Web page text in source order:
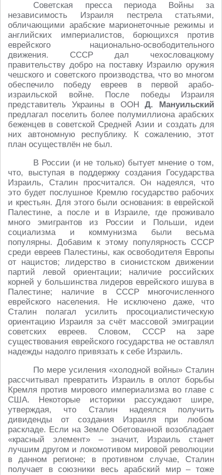
Советская пресса периода Войны за
независимость Израиля пестрела статьями,
обличающими арабские марионеточные режимы и
английских империалистов, борющихся против
еврейского национально-освободительного
движения. СССР дал чехословацкому
правительству добро на поставку Израилю оружия
чешского и советского производства, что во многом
обеспечило победу евреев в первой арабо-
израильской войне. После победы Израиля
представитель Украины в ООНД. Мануильский
предлагал поселить более полумиллиона арабских
беженцев в советской Средней Азии и создать для
них автономную республику. К сожалению, этот
план осуществлён не был.
В России (и не только) бытует мнение о том,
что, выступая в поддержку создания Государства
Израиль, Сталин просчитался. Он надеялся, что
это будет послушное Кремлю государство рабочих
и крестьян. Для этого были основания: в еврейской
Палестине, а после и в Израиле, где проживало
много эмигрантов из России и Польши, идеи
социализма и коммунизма были весьма
популярны. Добавим к этому популярность СССР
среди евреев Палестины, как освободителя Европы
от нацистов; лидерство в сионистском движении
партий левой ориентации; наличие российских
корней у большинства лидеров еврейского ишува в
Палестине; наличие в СССР многочисленного
еврейского населения. Не исключено даже, что
Сталин полагал усилить просоциалистическую
ориентацию Израиля за счёт массовой эмиграции
советских евреев. Словом, СССР на заре
существования еврейского государства не оставлял
надежды надолго привязать к себе Израиль.
По мере усиления «холодной войны» Сталин
рассчитывал превратить Израиль в оплот борьбы
Кремля против мирового империализма во главе с
США. Некоторые историки рассуждают шире,
утверждая, что Сталин надеялся получить
дивиденды от создания Израиля при любом
раскладе. Если на Земле Обетованной возобладает
«красный элемент» – значит, Израиль станет
лучшим другом и локомотивом мировой революции
в данном регионе; в противном случае, Сталин
получает в союзники весь арабский мир – тоже